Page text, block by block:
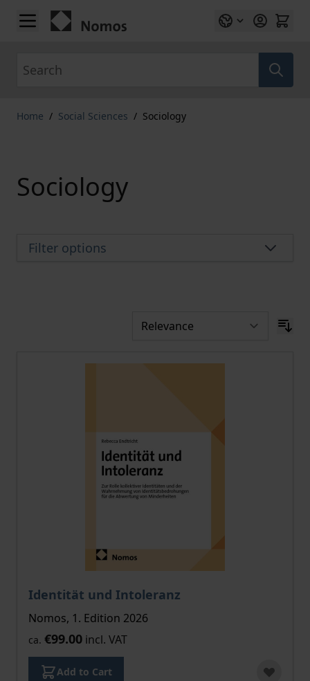
Skip to Content
Home / Social Sciences / Sociology
Sociology
Filter options
Identität und Intoleranz
Nomos, 1. Edition 2026
ca. €99.00 incl. VAT
Add to Cart